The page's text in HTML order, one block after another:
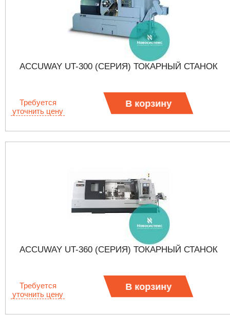
ACCUWAY UT-300 (СЕРИЯ) ТОКАРНЫЙ СТАНОК
Требуется
уточнить цену
В корзину
ACCUWAY UT-360 (СЕРИЯ) ТОКАРНЫЙ СТАНОК
Требуется
уточнить цену
В корзину